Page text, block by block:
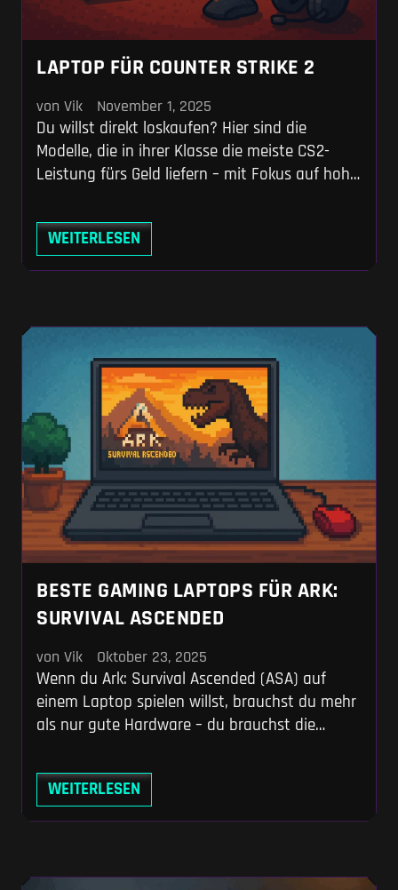
LAPTOP FÜR COUNTER STRIKE 2
von Vik November 1, 2025
Du willst direkt loskaufen? Hier sind die
Modelle, die in ihrer Klasse die meiste CS2-
Leistung fürs Geld liefern – mit Fokus auf hohe,
(unter 1.200 €) – 144-Hz-Ready Mittelklasse
(1.200–2.000 €) – 200–240+ FPS High-End
(über 2.000 €) – maximale FPS, minimale
WEITERLESEN
BESTE GAMING LAPTOPS FÜR ARK:
SURVIVAL ASCENDED
von Vik Oktober 23, 2025
Wenn du Ark: Survival Ascended (ASA) auf
einem Laptop spielen willst, brauchst du mehr
als nur gute Hardware – du brauchst die
dafür, selbst High-End-Systeme in die Knie zu
zwingen. Um dir den Frust ersparter Fehlkäufe
zu ersparen, findest du hier die besten
WEITERLESEN